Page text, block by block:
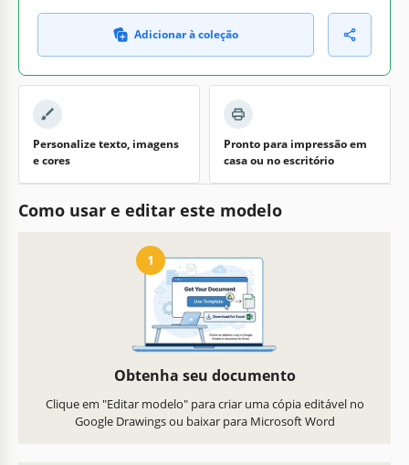
Adicionar à coleção
Personalize texto, imagens
e cores
Pronto para impressão em
casa ou no escritório
Como usar e editar este modelo
1
Obtenha seu documento
Clique em "Editar modelo" para criar uma cópia editável no
Google Drawings ou baixar para Microsoft Word